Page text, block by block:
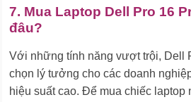
7. Mua Laptop Dell Pro 16
đâu?
Với những tính năng vượt trội, Dell
chọn lý tưởng cho các doanh
hiệu suất cao. Để mua chiếc laptop